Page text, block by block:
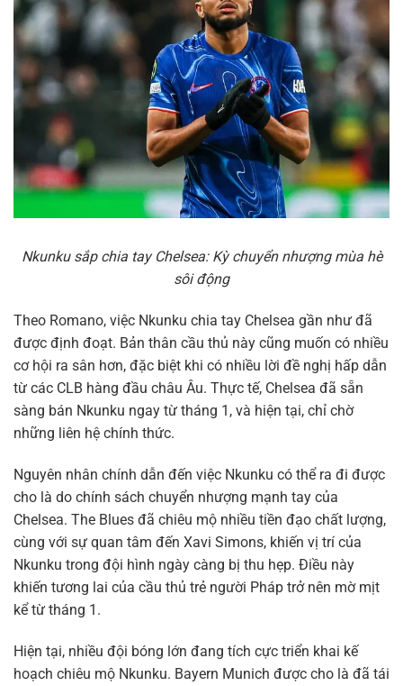
Nkunku sắp chia tay Chelsea: Kỳ chuyển nhượng mùa hè
sôi động
Theo Romano, việc Nkunku chia tay Chelsea gần như đã
được định đoạt. Bản thân cầu thủ này cũng muốn có nhiều
cơ hội ra sân hơn, đặc biệt khi có nhiều lời đề nghị hấp dẫn
từ các CLB hàng đầu châu Âu. Thực tế, Chelsea đã sẵn
sàng bán Nkunku ngay từ tháng 1, và hiện tại, chỉ chờ
những liên hệ chính thức.
Nguyên nhân chính dẫn đến việc Nkunku có thể ra đi được
cho là do chính sách chuyển nhượng mạnh tay của
Chelsea. The Blues đã chiêu mộ nhiều tiền đạo chất lượng,
cùng với sự quan tâm đến Xavi Simons, khiến vị trí của
Nkunku trong đội hình ngày càng bị thu hẹp. Điều này
khiến tương lai của cầu thủ trẻ người Pháp trở nên mờ mịt
kể từ tháng 1.
Hiện tại, nhiều đội bóng lớn đang tích cực triển khai kế
hoạch chiêu mộ Nkunku. Bayern Munich được cho là đã tái